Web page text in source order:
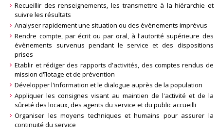
Recueillir des renseignements, les transmettre à la hiérarchie et
suivre les résultats
Analyser rapidement une situation ou des évènements imprévus
Rendre compte, par écrit ou par oral, à l'autorité supérieure des
évènements survenus pendant le service et des dispositions
prises
Etablir et rédiger des rapports d'activités, des comptes rendus de
mission d'îlotage et de prévention
Développer l'information et le dialogue auprès de la population
Appliquer les consignes visant au maintien de l'activité et de la
sûreté des locaux, des agents du service et du public accueilli
Organiser les moyens techniques et humains pour assurer la
continuité du service